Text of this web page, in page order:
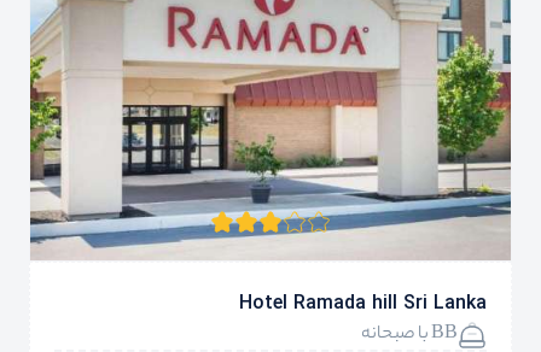
Hotel Ramada hill Sri Lanka
BB با صبحانه